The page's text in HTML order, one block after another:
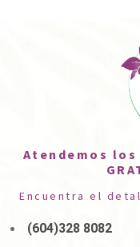
Atendemos los
Encuentra el
(604)328 8082